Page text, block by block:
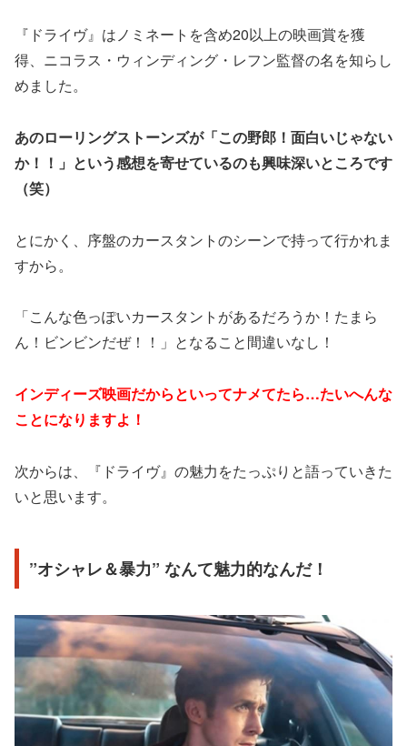
『ドライヴ』はノミネートを含め20以上の映画賞を獲
得、ニコラス・ウィンディング・レフン監督の名を知らし
めました。
あのローリングストーンズが「この野郎！面白いじゃない
か！！」という感想を寄せているのも興味深いところです
（笑）
とにかく、序盤のカースタントのシーンで持って行かれま
すから。
「こんな色っぽいカースタントがあるだろうか！たまら
ん！ビンビンだぜ！！」となること間違いなし！
インディーズ映画だからといってナメてたら…たいへんな
ことになりますよ！
次からは、『ドライヴ』の魅力をたっぷりと語っていきた
いと思います。
”オシャレ＆暴力” なんて魅力的なんだ！